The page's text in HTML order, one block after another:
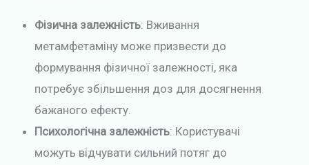
Фізична залежність: Вживання
метамфетаміну може призвести до
формування фізичної залежності, яка
потребує збільшення доз для досягнення
бажаного ефекту.
Психологічна залежність: Користувачі
можуть відчувати сильний потяг до